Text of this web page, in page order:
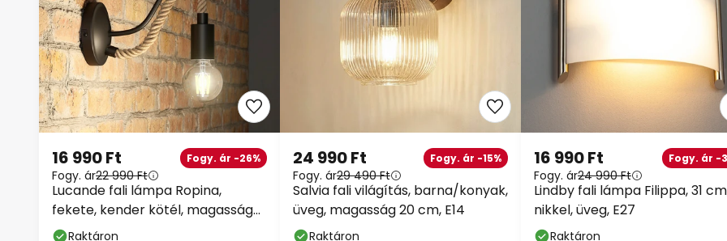
Lucande fali lámpa Ropina,
fekete, kender kötél, magasság
25cm
16 990 Ft Fogy. ár -26%
Fogy. ár22 990 Ft
Salvia fali világítás,
barna/konyak, üveg, magasság
20 cm, E14
24 990 Ft Fogy. ár -15%
Fogy. ár29 490 Ft
Lindby fali lámpa Filippa, 31 cm,
nikkel, üveg, E27
16 990 Ft Fogy. ár -
Fogy. ár24 990 Ft